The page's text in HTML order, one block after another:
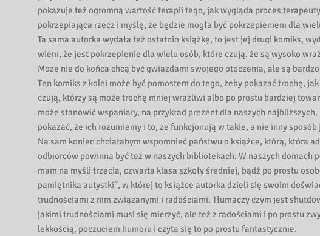
pokazuje też ogromną wartość terapii tego, jak wygląda proces
pokrzepiająca rzecz i myślę, że będzie mogła być pokrzepieniem dla
Ta sama autorka wydała też ostatnio książkę, to jest jej drugi komiks,
wiem, że jest pokrzepienie dla wielu osób, które czują, że są wysoko
Może nie do końca chcą być gwiazdami swojego otoczenia, ale są
Ten komiks z kolei może być pomostem do tego, żeby pokazać trochę,
czują, którzy są może trochę mniej wrażliwi albo po prostu bardziej
może stanowić wspaniały, na przykład prezent dla naszych
pokazać, że ich rozumiemy i to, że funkcjonują w takie, a nie inny
Na sam koniec chciałabym wspomnieć państwu o książce, którą, która
odbiorców powinna być też w naszych bibliotekach. W naszych domach
mam na myśli trzecia, czwarta klasa szkoły średniej, bądź po prostu
pamiętnika autystki”, w której to książce autorka dzieli się swoim
trudnościami z nim związanymi i radościami. Tłumaczy czym jest
jakimi trudnościami musi się mierzyć, ale też z radościami i po prostu
lekkością, poczuciem humoru i czyta się to po prostu fantastycznie.